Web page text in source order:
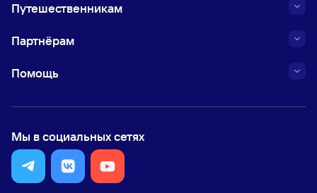
Путешественникам
Партнёрам
Помощь
Мы в социальных сетях